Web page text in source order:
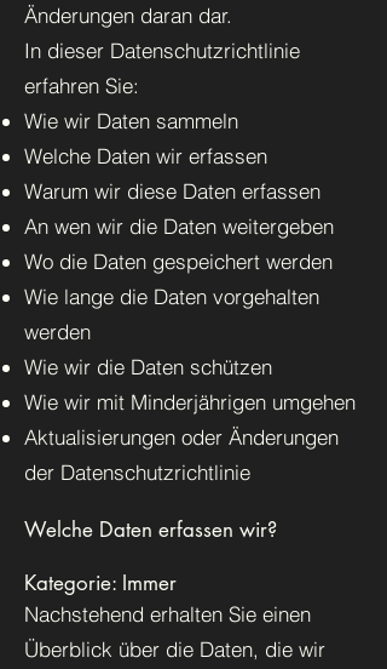
Änderungen daran dar.
In dieser Datenschutzrichtlinie
erfahren Sie:
Wie wir Daten sammeln
Welche Daten wir erfassen
Warum wir diese Daten erfassen
An wen wir die Daten weitergeben
Wo die Daten gespeichert werden
Wie lange die Daten vorgehalten
werden
Wie wir die Daten schützen
Wie wir mit Minderjährigen umgehen
Aktualisierungen oder Änderungen
der Datenschutzrichtlinie
Welche Daten erfassen wir?
Kategorie: Immer
Nachstehend erhalten Sie einen
Überblick über die Daten, die wir